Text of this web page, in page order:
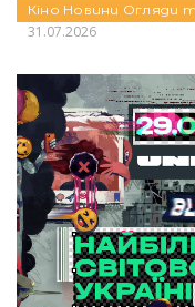
Кіно Новини Огляди
31.07.2026